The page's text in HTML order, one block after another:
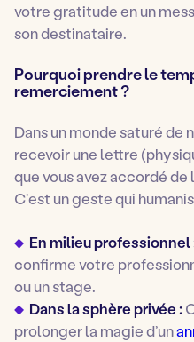
votre gratitude en un
son destinataire.
Pourquoi prendre le
remerciement ?
Dans un monde saturé
recevoir une lettre
que vous avez accordé de
C’est un geste qui
En milieu professionnel
confirme votre
ou un stage.
Dans la sphère privée :
prolonger la magie d’un